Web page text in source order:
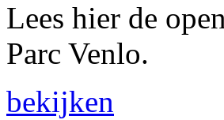
Lees hier de
Parc Venlo.
bekijken